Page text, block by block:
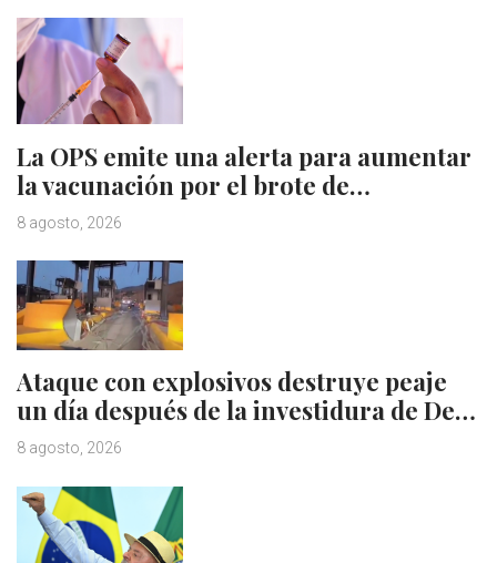
La OPS emite una alerta para aumentar
la vacunación por el brote de…
8 agosto, 2026
Ataque con explosivos destruye peaje
un día después de la investidura de De…
8 agosto, 2026